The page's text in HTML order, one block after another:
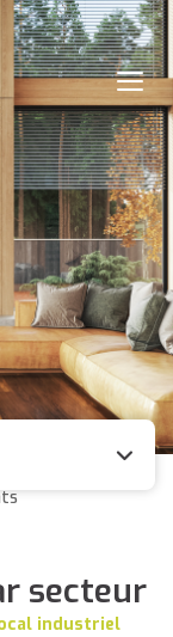
secteur
industriel